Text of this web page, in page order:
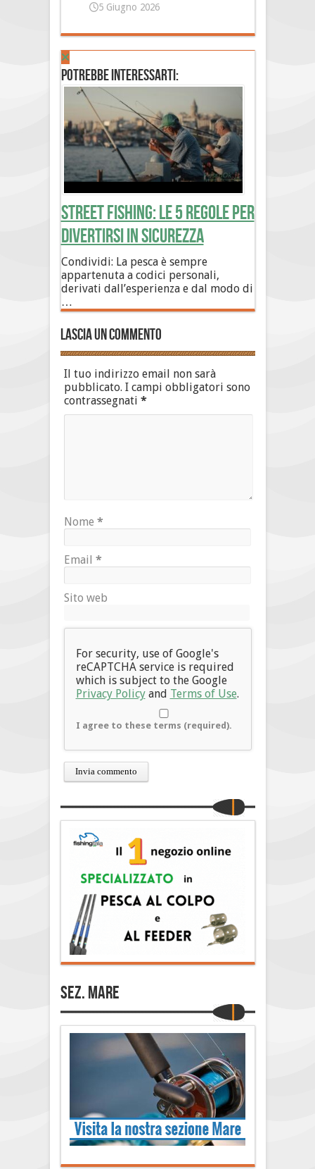
5 Giugno 2026
Potrebbe interessarti:
Street Fishing: le 5 regole per
divertirsi in sicurezza
Condividi: La pesca è sempre
appartenuta a codici personali,
derivati dall’esperienza e dal modo di
…
Lascia un commento
Il tuo indirizzo email non sarà
pubblicato. I campi obbligatori sono
contrassegnati *
Nome *
Email *
Sito web
For security, use of Google's
reCAPTCHA service is required
which is subject to the Google
Privacy Policyand Terms of Use.
I agree to these terms (required).
Sez. Mare